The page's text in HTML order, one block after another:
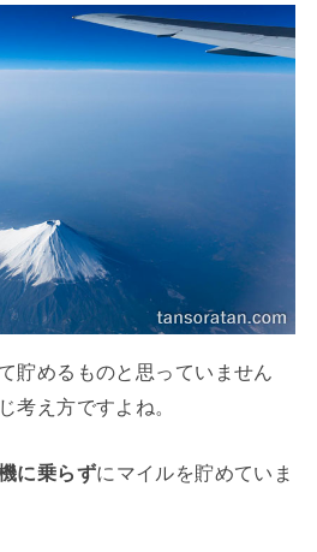
貯めるものと思っていません
考え方ですよね。
に乗らずにマイルを貯めていま